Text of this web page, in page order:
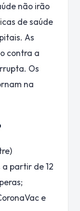
não irão
de saúde
As
contra a
Os
na
partir de 12
e